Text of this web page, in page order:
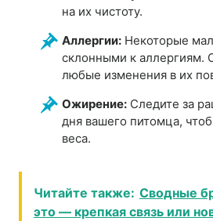
на их чистоту.
Аллергии: Некоторые
склонными к аллергиям.
любые изменения в их
Ожирение: Следите за
дня вашего питомца,
веса.
Читайте также: Сводные
это — крепкая связь или